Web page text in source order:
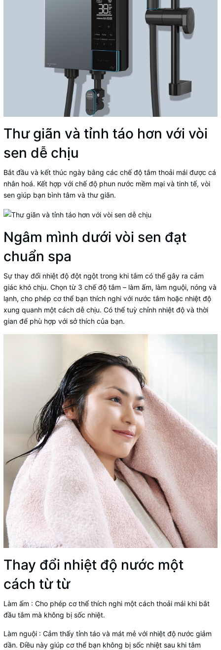
Thư giãn và tỉnh táo hơn với vòi
sen dễ chịu
Bắt đầu và kết thúc ngày bằng các chế độ tắm thoải mái được cá
nhân hoá. Kết hợp với chế độ phun nước mềm mại và tinh tế, vòi
sen giúp bạn bình tâm và thư giãn.
Ngâm mình dưới vòi sen đạt
chuẩn spa
Sự thay đổi nhiệt độ đột ngột trong khi tắm có thể gây ra cảm
giác khó chịu. Chọn từ 3 chế độ tắm – làm ấm, làm nguội, nóng và
lạnh, cho phép cơ thể bạn thích nghi với nước tắm hoặc nhiệt độ
xung quanh một cách dễ chịu. Có thể tuỳ chỉnh nhiệt độ và thời
gian để phù hợp với sở thích của bạn.
Thay đổi nhiệt độ nước một
cách từ từ
Làm ấm : Cho phép cơ thể thích nghi một cách thoải mái khi bắt
đầu tắm mà không bị sốc nhiệt.
Làm nguội : Cảm thấy tỉnh táo và mát mẻ với nhiệt độ nước giảm
dần. Điều này giúp cơ thể bạn không bị sốc nhiệt sau khi tắm